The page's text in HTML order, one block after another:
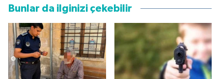
Bunlar da ilginizi çekebilir